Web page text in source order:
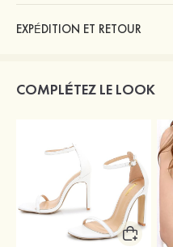
EXPÉDITION ET RETOUR
COMPLÉTEZ LE LOOK